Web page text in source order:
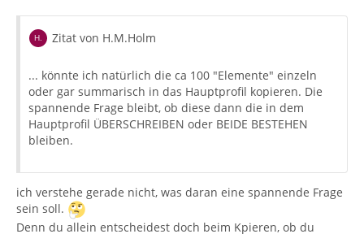
Zitat von H.M.Holm
... könnte ich natürlich die ca 100 "Elemente" einzeln
oder gar summarisch in das Hauptprofil kopieren. Die
spannende Frage bleibt, ob diese dann die in dem
Hauptprofil ÜBERSCHREIBEN oder BEIDE BESTEHEN
bleiben.
ich verstehe gerade nicht, was daran eine spannende Frage
sein soll.
Denn du allein entscheidest doch beim Kpieren, ob du